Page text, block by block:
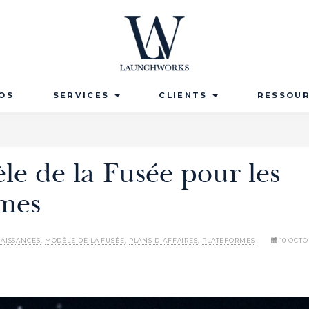
SERVICES CLIENTS
de la Fusée pour les
MODÈLE DE LA FUSÉE PLANS D'AFFAIRES PLATEFORMES 10